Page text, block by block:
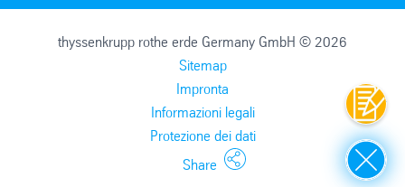
Close
thyssenkrupp rothe erde Germany GmbH © 2026
Sitemap
Impronta
Informazioni legali
Protezione dei dati
Share